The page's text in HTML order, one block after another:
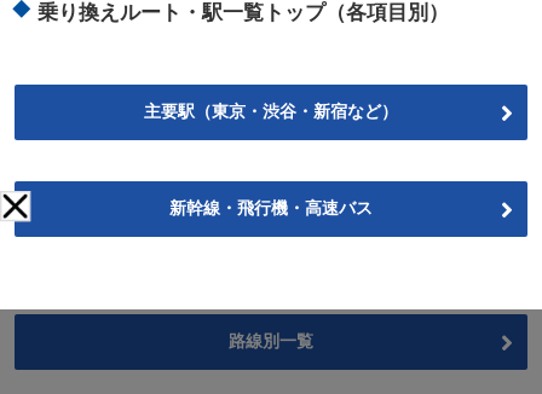
乗り換えルート・駅一覧トップ（各項目別）
主要駅（東京・渋谷・新宿など）
新幹線・飛行機・高速バス
路線別一覧